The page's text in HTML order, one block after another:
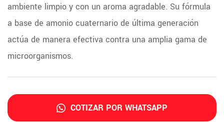
ambiente limpio y con un aroma agradable. Su fórmula
a base de amonio cuaternario de última generación
actúa de manera efectiva contra una amplia gama de
microorganismos.
COTIZAR POR WHATSAPP